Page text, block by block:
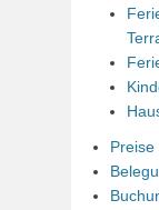
Preise